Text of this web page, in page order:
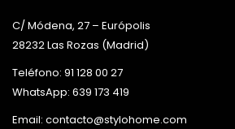
C/ Módena, 27 – Európolis
28232 Las Rozas (Madrid)
Teléfono: 91 128 00 27
WhatsApp: 639 173 419
Email: contacto@stylohome.com